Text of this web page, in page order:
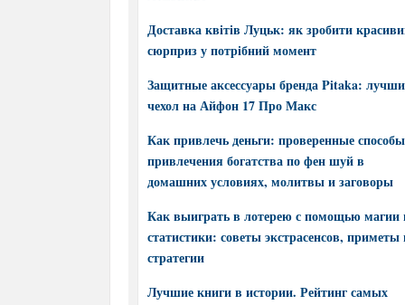
Доставка квітів Луцьк: як зробити
сюрприз у потрібний момент
Защитные аксессуары бренда Pitaka:
чехол на Айфон 17 Про Макс
Как привлечь деньги: проверенные способы
привлечения богатства по фен шуй в
домашних условиях, молитвы и заговоры
Как выиграть в лотерею с помощью магии
статистики: советы экстрасенсов, приметы
стратегии
Лучшие книги в истории. Рейтинг самых